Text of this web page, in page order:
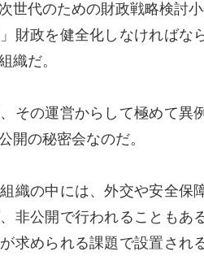
世代のための財政戦略検討小
」財政を健全化しなければな
織だ。
その運営からして極めて異
開の秘密会なのだ。
織の中には、外交や安全保
非公開で行われることもあ
求められる課題で設置され